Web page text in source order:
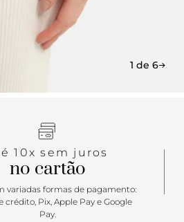
1 de 6
10x sem juros
no cartão
variadas formas de pagamento:
crédito, Pix, Apple Pay e Google
Pay.